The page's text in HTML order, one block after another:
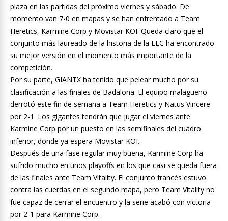
plaza en las partidas del próximo viernes y sábado. De
momento van 7-0 en mapas y se han enfrentado a Team
Heretics, Karmine Corp y Movistar KOI. Queda claro que el
conjunto más laureado de la historia de la LEC ha encontrado
su mejor versión en el momento más importante de la
competición.
Por su parte, GIANTX ha tenido que pelear mucho por su
clasificación a las finales de Badalona. El equipo malagueño
derrotó este fin de semana a Team Heretics y Natus Vincere
por 2-1. Los gigantes tendrán que jugar el viernes ante
Karmine Corp por un puesto en las semifinales del cuadro
inferior, donde ya espera Movistar KOI.
Después de una fase regular muy buena, Karmine Corp ha
sufrido mucho en unos playoffs en los que casi se queda fuera
de las finales ante Team Vitality. El conjunto francés estuvo
contra las cuerdas en el segundo mapa, pero Team Vitality no
fue capaz de cerrar el encuentro y la serie acabó con victoria
por 2-1 para Karmine Corp.